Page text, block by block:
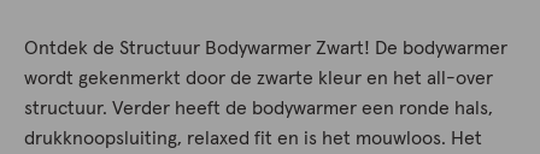
Ontdek de Structuur Bodywarmer Zwart! De bodywarmer
wordt gekenmerkt door de zwarte kleur en het all-over
structuur. Verder heeft de bodywarmer een ronde hals,
drukknoopsluiting, relaxed fit en is het mouwloos. Het